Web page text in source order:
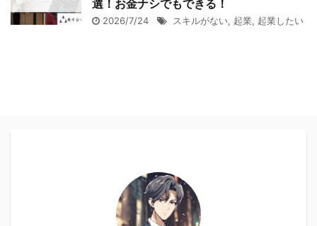
選！お金ナシでもできる！
2026/7/24 スキルがない, 起業, 起業したい